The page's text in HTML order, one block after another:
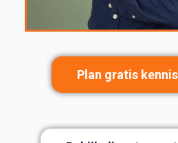
Plan gratis